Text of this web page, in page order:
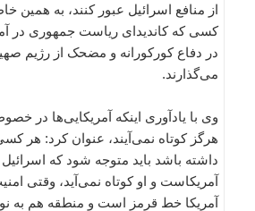
از منافع اسرائیل عبور کنند، به همین
کسی که کاندیدای ریاست جمهوری در
در دفاع کورکورانه و مضحک از رژیم
می‌گذارند.
وی با یادآوری اینکه آمریکایی‌ها در
هرگز کوتاه نمی‌آیند، عنوان کرد: هر
داشته باشد باید متوجه شود که
آمریکاست و او کوتاه نمی‌آید، وقتی
آمریکا خط قرمز است و منطقه هم به